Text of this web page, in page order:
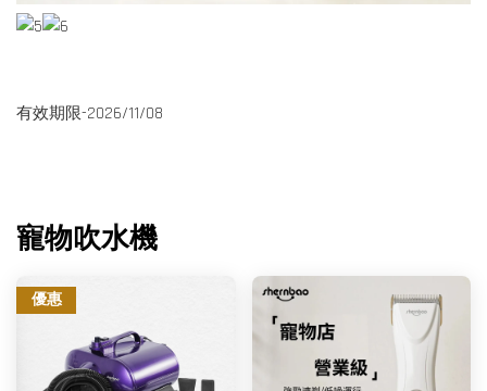
有效期限-2026/11/08
寵物吹水機
優惠